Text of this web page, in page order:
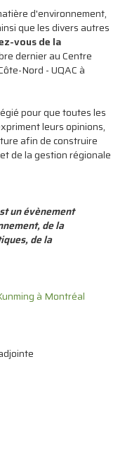
d'environnement,
que les divers autres
vous de la
dernier au Centre
Nord - UQAC à
pour que toutes les
leurs opinions,
afin de construire
de la gestion régionale
un évènement
de la
de la
à Montréal